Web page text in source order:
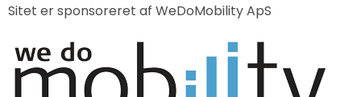
Sitet er sponsoreret af WeDoMobility ApS